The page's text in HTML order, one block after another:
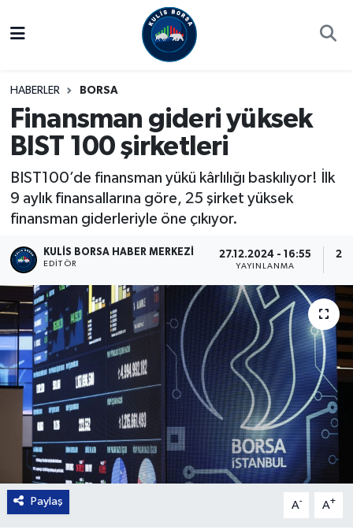
HABERLER BORSA
Finansman gideri yüksek
BIST 100 şirketleri
BIST100’de finansman yükü kârlılığı baskılıyor! İlk
9 aylık finansallarına göre, 25 şirket yüksek
finansman giderleriyle öne çıkıyor.
KULIS BORSA HABER MERKEZI
EDITÖR
27.12.2024 - 16:55
YAYINLANMA
Paylaş A- A+
Kulis Haber
Halka Arzlar
Ekonomi
Süper Lig Puan Durumu ve Fikstür
Tüm Manşetler
Son Dakika Haberleri
Haber Arşivi